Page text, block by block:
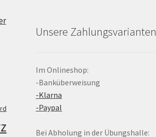
Unsere Zahlungsvarianten
Im Onlineshop:
-Banküberweisung
-Klarna
-Paypal
Bei Abholung in der Übungshalle: